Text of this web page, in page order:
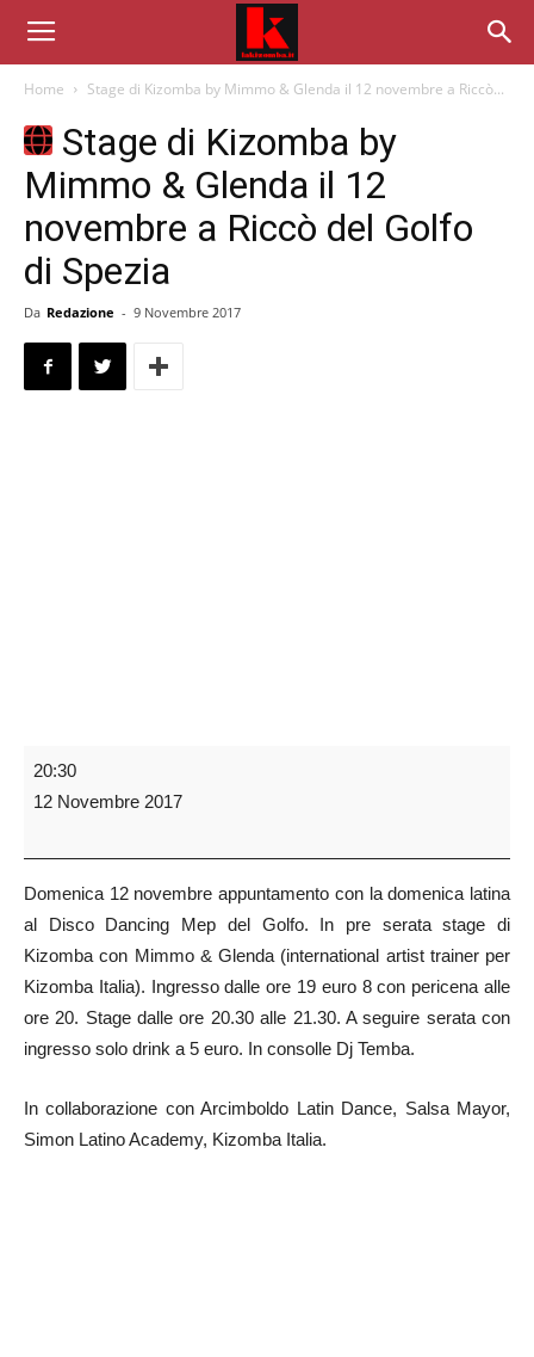
Home Stage di Kizomba by Mimmo & Glenda il 12 novembre a Riccò...
Stage di Kizomba by
Mimmo & Glenda il 12
novembre a Riccò del Golfo
di Spezia
Da Redazione - 9 Novembre 2017
20:30
12 Novembre 2017
Domenica 12 novembre appuntamento con la domenica latina
al Disco Dancing Mep del Golfo. In pre serata stage di
Kizomba con Mimmo & Glenda (international artist trainer per
Kizomba Italia). Ingresso dalle ore 19 euro 8 con pericena alle
ore 20. Stage dalle ore 20.30 alle 21.30. A seguire serata con
ingresso solo drink a 5 euro. In consolle Dj Temba.
In collaborazione con Arcimboldo Latin Dance, Salsa Mayor,
Simon Latino Academy, Kizomba Italia.